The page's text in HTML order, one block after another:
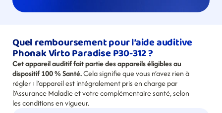
Quel remboursement pour l’aide auditive
Phonak Virto Paradise P30-312 ?
Cet appareil auditif fait partie des appareils éligibles au
dispositif 100 % Santé. Cela signifie que vous n’avez rien à
régler : l’appareil est intégralement pris en charge par
l’Assurance Maladie et votre complémentaire santé, selon
les conditions en vigueur.